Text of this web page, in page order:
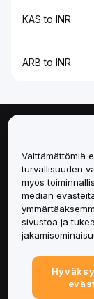
KAS to INR
ARB to INR
Palvelut
Tuki
Tuotteet
Lakiasiat
Välttämättömiä
turvallisuuden
myös
median
sivustoa ja